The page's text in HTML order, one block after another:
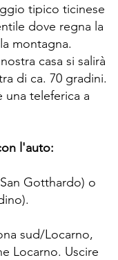
tipico ticinese
dove regna la
montagna.
casa si salirà
di ca. 70 gradini.
una teleferica a
l'auto:
Gotthardo) o
sud/Locarno,
Locarno. Uscire